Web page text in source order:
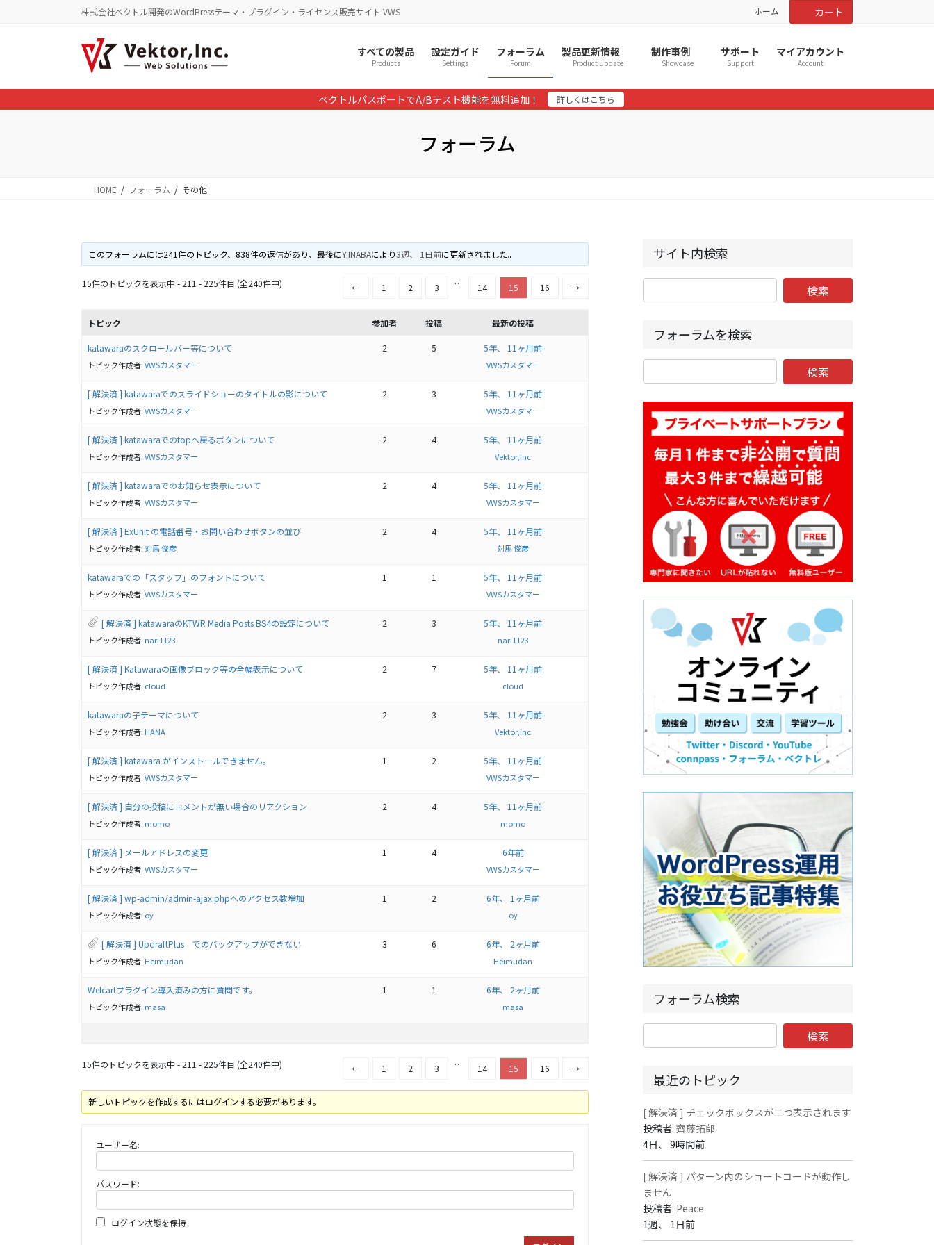
に
移
ョ
ン
株式会社ベクトル開発のWordPressテーマ・プラグイン・ライセンス販売サイト VWS ホーム カート
すべての製品
Products
設定ガイド
Settings
フォーラム
Forum
製品更新情報
Product Update
制作事例
Showcase
サポート
Support
マイアカウント
Account
ベクトルパスポートでA/Bテスト機能を無料追加！ 詳しくはこちら
フォーラム
HOME フォーラム その他
このフォーラムには241件のトピック、838件の返信があり、最後にY.INABAにより3週、 1日前に更新されました。
15件のトピックを表示中 - 211 - 225件目 (全240件中) ← 1 2 3 … 14 15 16 →
トピック 参加者 投稿 最新の投稿
katawaraのスクロールバー等について
トピック作成者:VWSカスタマー
2 5 5年、 11ヶ月前
VWSカスタマー
[ 解決済 ] katawaraでのスライドショーのタイトルの影について
トピック作成者:VWSカスタマー
2 3 5年、 11ヶ月前
VWSカスタマー
[ 解決済 ] katawaraでのtopへ戻るボタンについて
トピック作成者:VWSカスタマー
2 4 5年、 11ヶ月前
Vektor,Inc
[ 解決済 ] katawaraでのお知らせ表示について
トピック作成者:VWSカスタマー
2 4 5年、 11ヶ月前
VWSカスタマー
[ 解決済 ] ExUnit の電話番号・お問い合わせボタンの並び
トピック作成者: 対馬 俊彦
2 4 5年、 11ヶ月前
対馬 俊彦
katawaraでの「スタッフ」のフォントについて
トピック作成者:VWSカスタマー
1 1 5年、 11ヶ月前
VWSカスタマー
[ 解決済 ] katawaraのKTWR Media Posts BS4の設定について
トピック作成者: nari1123
2 3 5年、 11ヶ月前
nari1123
[ 解決済 ] Katawaraの画像ブロック等の全幅表示について
トピック作成者: cloud
2 7 5年、 11ヶ月前
cloud
katawaraの子テーマについて
トピック作成者: HANA
2 3 5年、 11ヶ月前
Vektor,Inc
[ 解決済 ] katawara がインストールできません。
トピック作成者:VWSカスタマー
1 2 5年、 11ヶ月前
VWSカスタマー
[ 解決済 ] 自分の投稿にコメントが無い場合のリアクション
トピック作成者: momo
2 4 5年、 11ヶ月前
momo
[ 解決済 ] メールアドレスの変更
トピック作成者:VWSカスタマー
1 4 6年前
VWSカスタマー
[ 解決済 ] wp-admin/admin-ajax.phpへのアクセス数増加
トピック作成者: oy
1 2 6年、 1ヶ月前
oy
[ 解決済 ] UpdraftPlus でのバックアップができない
トピック作成者: Heimudan
3 6 6年、 2ヶ月前
Heimudan
Welcartプラグイン導入済みの方に質問です。
トピック作成者: masa
1 1 6年、 2ヶ月前
masa
15件のトピックを表示中 - 211 - 225件目 (全240件中) ← 1 2 3 … 14 15 16 →
新しいトピックを作成するにはログインする必要があります。
ユーザー名:
パスワード:
ログイン状態を保持
サイト内検索
フォーラムを検索
フォーラム検索
最近のトピック
[ 解決済 ] チェックボックスが二つ表示されます
投稿者:齊藤拓郎
4日、 9時間前
[ 解決済 ] パターン内のショートコードが動作し
ません
投稿者: Peace
1週、 1日前